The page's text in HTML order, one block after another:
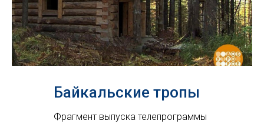
Байкальские тропы
Фрагмент выпуска телепрограммы